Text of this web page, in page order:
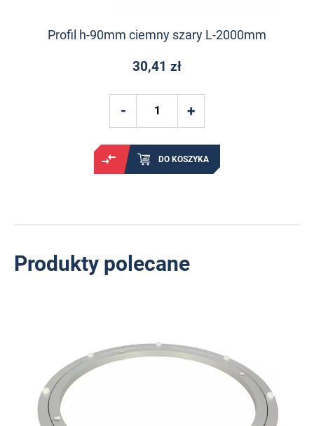
Profil h-90mm ciemny szary L-2000mm
30,41 zł
DO KOSZYKA
Produkty polecane